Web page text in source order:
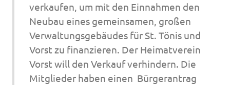
verkaufen, um mit den Einnahmen den
Neubau eines gemeinsamen, großen
Verwaltungsgebäudes für St. Tönis und
Vorst zu finanzieren. Der Heimatverein
Vorst will den Verkauf verhindern. Die
Mitglieder haben einen Bürgerantrag